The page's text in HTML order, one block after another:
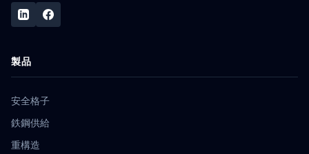
製品
安全格子
鉄鋼供給
重構造